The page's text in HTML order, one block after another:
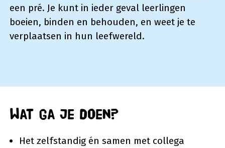
een pré. Je kunt in ieder geval leerlingen
boeien, binden en behouden, en weet je te
verplaatsen in hun leefwereld.
Wat ga je doen?
Het zelfstandig én samen met collega